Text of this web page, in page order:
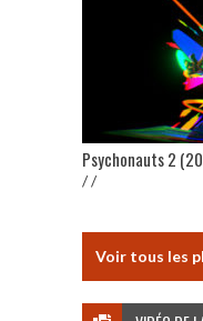
Psychonauts 2
/ /
Voir tous les